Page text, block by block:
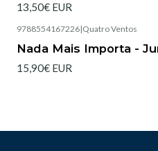
13,50€ EUR
9788554167226|Quatro Ventos
Nada Mais Importa -
15,90€ EUR